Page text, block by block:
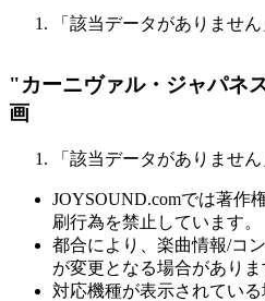
「該当データがありません
"カーニヴァル・ジャパネ
画
「該当データがありません
JOYSOUND.comでは著作
刷行為を禁止しています。
都合により、楽曲情報/コ
が変更となる場合がありま
対応機種が表示されてい